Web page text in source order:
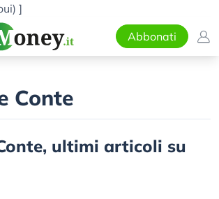
]
Abbonati
Conte
ultimi articoli su